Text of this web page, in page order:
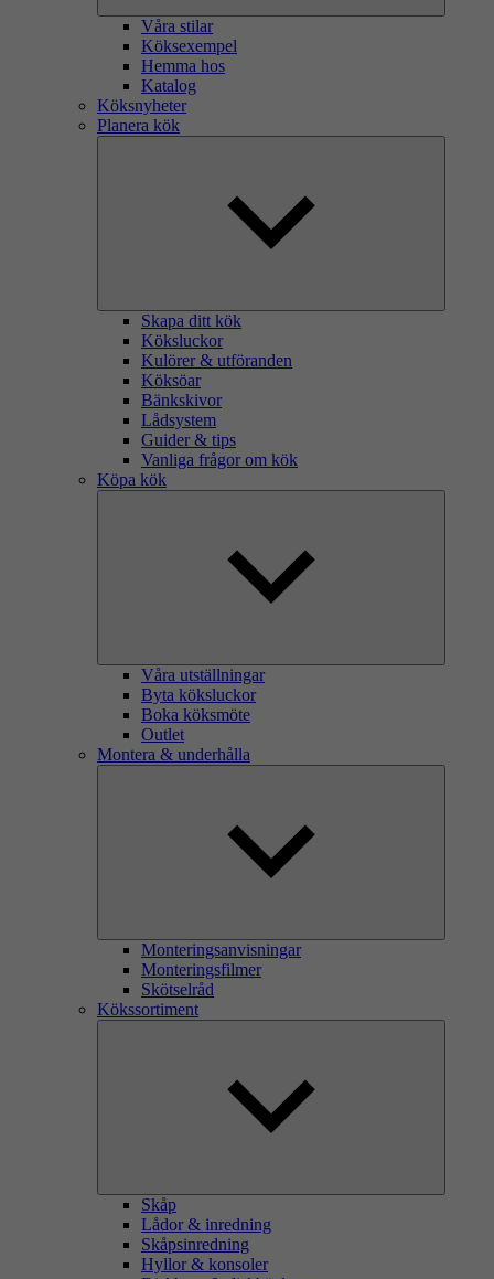
Våra stilar
Köksexempel
Hemma hos
Katalog
Köksnyheter
Planera kök
Skapa ditt kök
Köksluckor
Kulörer & utföranden
Köksöar
Bänkskivor
Lådsystem
Guider & tips
Vanliga frågor om kök
Köpa kök
Våra utställningar
Byta köksluckor
Boka köksmöte
Outlet
Montera & underhålla
Monteringsanvisningar
Monteringsfilmer
Skötselråd
Kökssortiment
Skåp
Lådor & inredning
Skåpsinredning
Hyllor & konsoler